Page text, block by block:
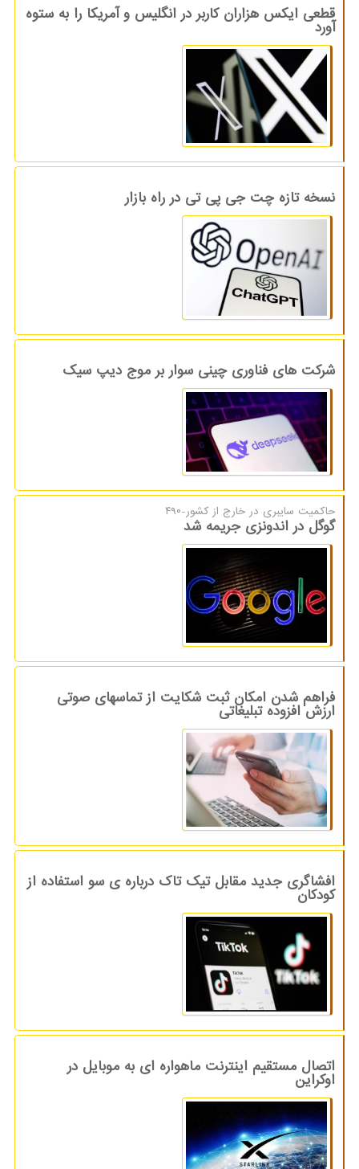
قطعی ایکس هزاران کاربر در انگلیس و آمریکا را به ستوه
آورد
نسخه تازه چت جی پی تی در راه بازار
شرکت های فناوری چینی سوار بر موج دیپ سیک
حاكمیت سایبری در خارج از كشور-۴۹۰
گوگل در اندونزی جریمه شد
فراهم شدن امکان ثبت شکایت از تماسهای صوتی
ارزش افزوده تبلیغاتی
افشاگری جدید مقابل تیک تاک درباره ی سو استفاده از
کودکان
اتصال مستقیم اینترنت ماهواره ای به موبایل در
اوکراین